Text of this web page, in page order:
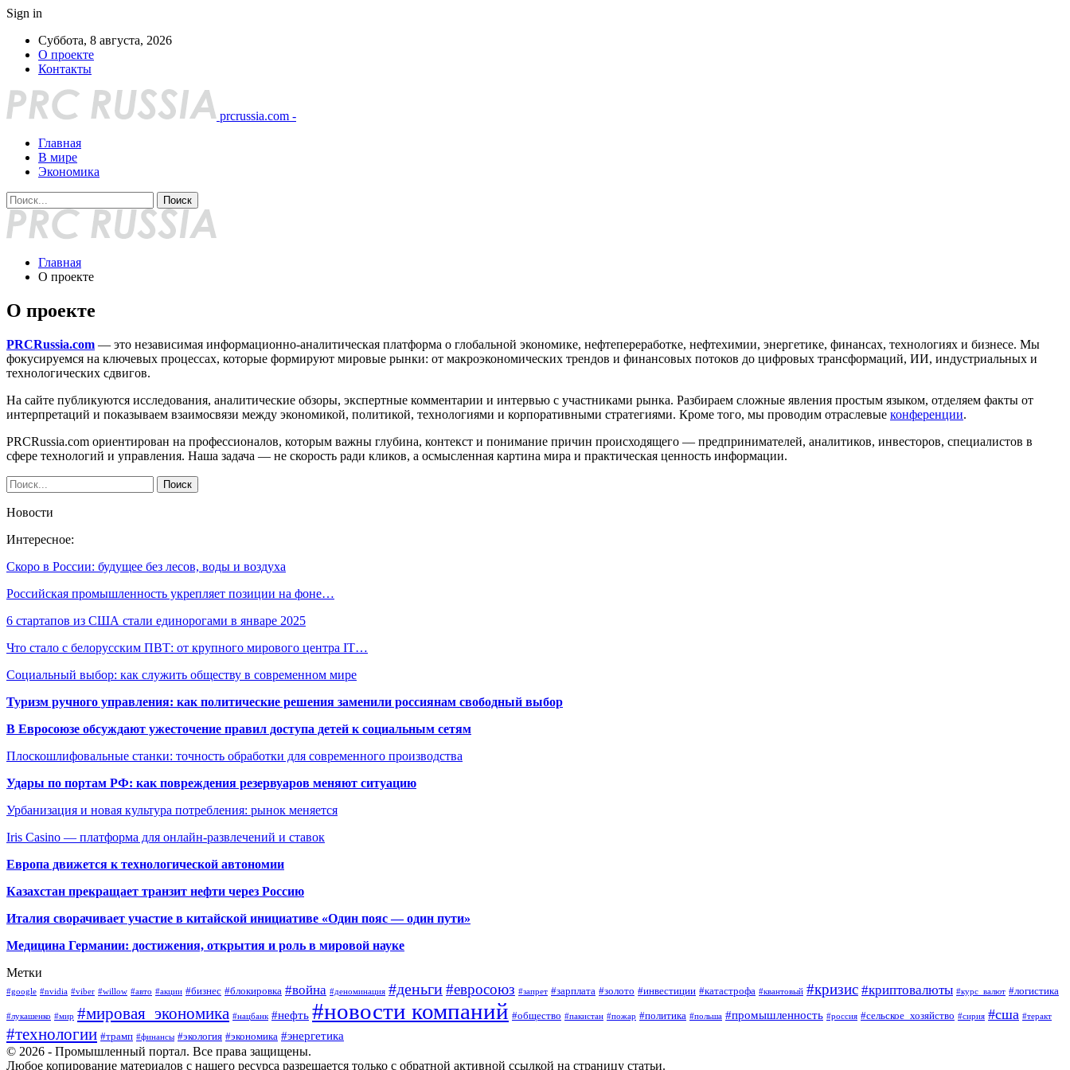
Sign in
Суббота, 8 августа, 2026
О проекте
Контакты
prcrussia.com -
Главная
В мире
Экономика
Главная
О проекте
О проекте
PRCRussia.com — это независимая информационно-аналитическая платформа о глобальной экономике, нефтепереработке, нефтехимии, энергетике, финансах, технологиях и бизнесе. Мы
фокусируемся на ключевых процессах, которые формируют мировые рынки: от макроэкономических трендов и финансовых потоков до цифровых трансформаций, ИИ, индустриальных и
технологических сдвигов.
На сайте публикуются исследования, аналитические обзоры, экспертные комментарии и интервью с участниками рынка. Разбираем сложные явления простым языком, отделяем факты от
интерпретаций и показываем взаимосвязи между экономикой, политикой, технологиями и корпоративными стратегиями. Кроме того, мы проводим отраслевые конференции.
PRCRussia.com ориентирован на профессионалов, которым важны глубина, контекст и понимание причин происходящего — предпринимателей, аналитиков, инвесторов, специалистов в
сфере технологий и управления. Наша задача — не скорость ради кликов, а осмысленная картина мира и практическая ценность информации.
Новости
Интересное:
Скоро в России: будущее без лесов, воды и воздуха
Российская промышленность укрепляет позиции на фоне…
6 стартапов из США стали единорогами в январе 2025
Что стало с белорусским ПВТ: от крупного мирового центра IT…
Социальный выбор: как служить обществу в современном мире
Туризм ручного управления: как политические решения заменили россиянам свободный выбор
В Евросоюзе обсуждают ужесточение правил доступа детей к социальным сетям
Плоскошлифовальные станки: точность обработки для современного производства
Удары по портам РФ: как повреждения резервуаров меняют ситуацию
Урбанизация и новая культура потребления: рынок меняется
Iris Casino — платформа для онлайн-развлечений и ставок
Европа движется к технологической автономии
Казахстан прекращает транзит нефти через Россию
Италия сворачивает участие в китайской инициативе «Один пояс — один пути»
Медицина Германии: достижения, открытия и роль в мировой науке
Метки
#google #nvidia #viber #willow #авто #акции #бизнес #блокировка #война #деноминация #деньги#евросоюз #запрет #зарплата #золото #инвестиции #катастрофа #квантовый #кризис #криптовалюты #курс_валют #логистика
#лукашенко #мир #мировая_экономика #нацбанк #нефть #новости компаний #общество #пакистан #пожар #политика #польша #промышленность #россия #сельское_хозяйство #сирия #сша #теракт
#технологии #трамп #финансы #экология #экономика #энергетика
© 2026 - Промышленный портал. Все права защищены.
Любое копирование материалов с нашего ресурса разрешается только с обратной активной ссылкой на страницу статьи.